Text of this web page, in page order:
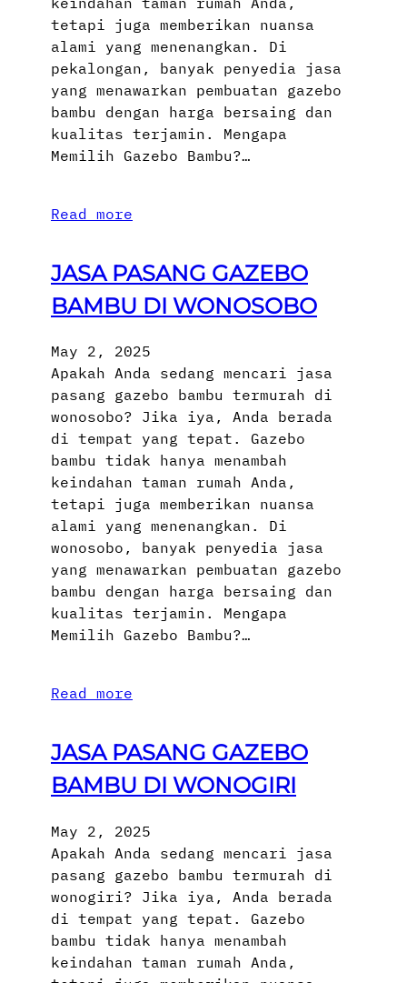
tetapi juga memberikan nuansa
alami yang menenangkan. Di
pekalongan, banyak penyedia jasa
yang menawarkan pembuatan gazebo
bambu dengan harga bersaing dan
kualitas terjamin. Mengapa
Memilih Gazebo Bambu?…
Read more
JASA PASANG GAZEBO
BAMBU DI WONOSOBO
May 2, 2025
Apakah Anda sedang mencari jasa
pasang gazebo bambu termurah di
wonosobo? Jika iya, Anda berada
di tempat yang tepat. Gazebo
bambu tidak hanya menambah
keindahan taman rumah Anda,
tetapi juga memberikan nuansa
alami yang menenangkan. Di
wonosobo, banyak penyedia jasa
yang menawarkan pembuatan gazebo
bambu dengan harga bersaing dan
kualitas terjamin. Mengapa
Memilih Gazebo Bambu?…
Read more
JASA PASANG GAZEBO
BAMBU DI WONOGIRI
May 2, 2025
Apakah Anda sedang mencari jasa
pasang gazebo bambu termurah di
wonogiri? Jika iya, Anda berada
di tempat yang tepat. Gazebo
bambu tidak hanya menambah
keindahan taman rumah Anda,